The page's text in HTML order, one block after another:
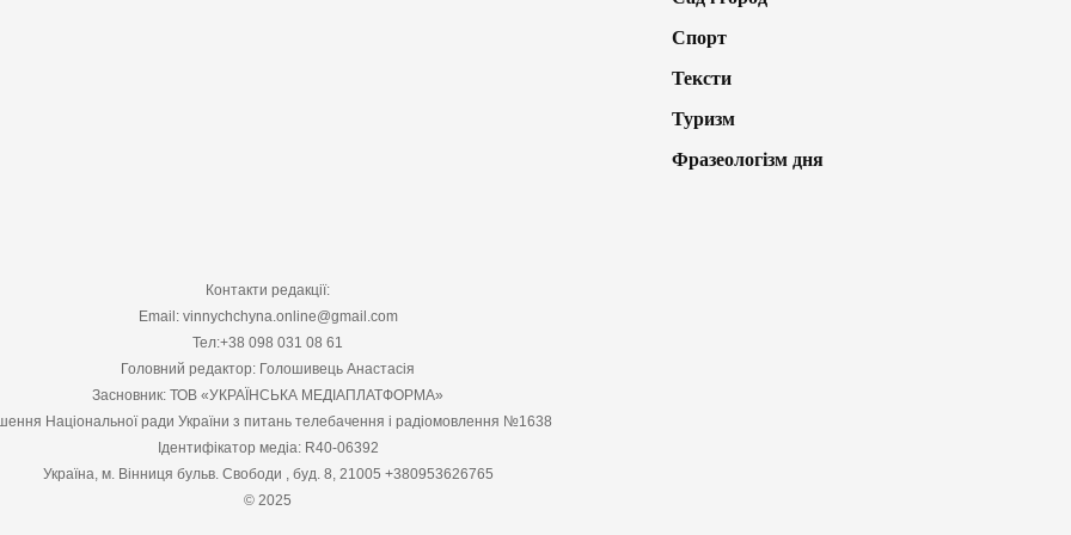
Спорт
Тексти
Туризм
Фразеологізм дня
Контакти редакції:
Email: vinnychchyna.online@gmail.com
Тел:+38 098 031 08 61
Головний редактор: Голошивець Анастасія
Засновник: ТОВ «УКРАЇНСЬКА МЕДІАПЛАТФОРМА»
Національної ради України з питань телебачення і радіомовлення №1638
Ідентифікатор медіа: R40-06392
Україна, м. Вінниця бульв. Свободи , буд. 8, 21005 +380953626765
© 2025